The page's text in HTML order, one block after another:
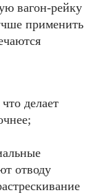
вагон-рейку
применить
делает
отводу